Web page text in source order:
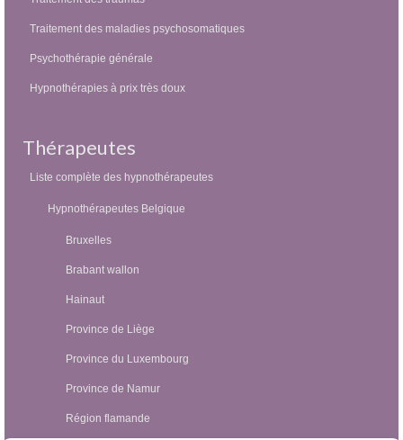
Traitement des maladies psychosomatiques
Psychothérapie générale
Hypnothérapies à prix très doux
Thérapeutes
Liste complète des hypnothérapeutes
Hypnothérapeutes Belgique
Bruxelles
Brabant wallon
Hainaut
Province de Liège
Province du Luxembourg
Province de Namur
Région flamande